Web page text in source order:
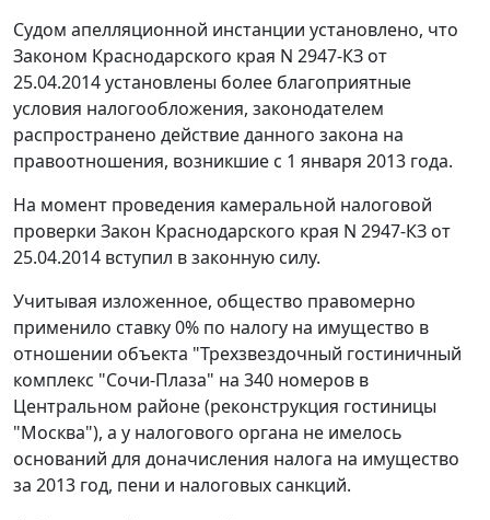
Судом апелляционной инстанции установлено, что
Законом Краснодарского края N 2947-КЗ от
25.04.2014 установлены более благоприятные
условия налогообложения, законодателем
распространено действие данного закона на
правоотношения, возникшие с 1 января 2013 года.
На момент проведения камеральной налоговой
проверки Закон Краснодарского края N 2947-КЗ от
25.04.2014 вступил в законную силу.
Учитывая изложенное, общество правомерно
применило ставку 0% по налогу на имущество в
отношении объекта "Трехзвездочный гостиничный
комплекс "Сочи-Плаза" на 340 номеров в
Центральном районе (реконструкция гостиницы
"Москва"), а у налогового органа не имелось
оснований для доначисления налога на имущество
за 2013 год, пени и налоговых санкций.